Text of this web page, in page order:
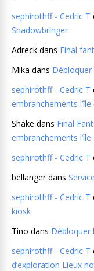
sephirothff - Cedric T
Shadowbringer
Adreck dans Final
Mika dans
sephirothff - Cedric T
embranchements l’île
Shake dans Final
embranchements l’île
sephirothff - Cedric T
bellangerdans
sephirothff - Cedric T
kiosk
Tino dans Débloquer
sephirothff - Cedric T
d’exploration Lieux